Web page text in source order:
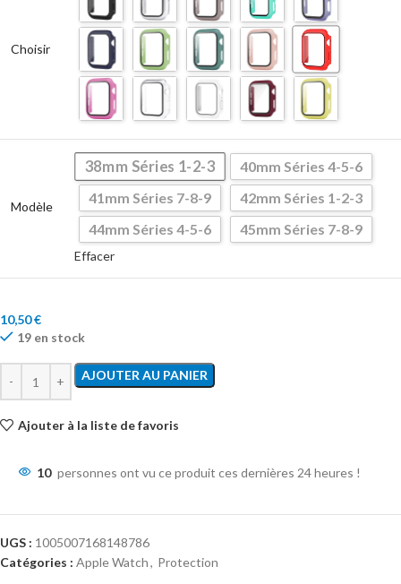
Choisir
Modèle
38mm Séries 1-2-3
40mm Séries 4-5-6
41mm Séries 7-8-9
42mm Séries 1-2-3
44mm Séries 4-5-6
45mm Séries 7-8-9
Effacer
10,50€
19 en stock
AJOUTER AU PANIER
Ajouter à la liste de favoris
10 personnes ont vu ce produit ces dernières 24 heures !
UGS : 1005007168148786
Catégories : Apple Watch, Protection